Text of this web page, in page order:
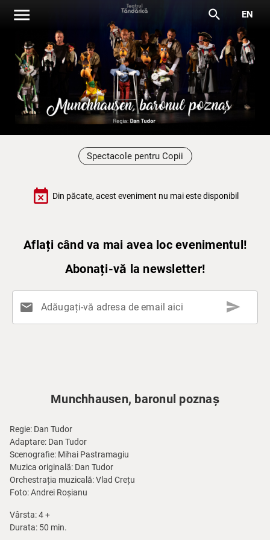
menu search EN
Spectacole pentru Copii
event_busy Din păcate, acest eveniment nu mai este disponibil
Aflați când va mai avea loc evenimentul!
Abonați-vă la newsletter!
mail Adăugați-vă adresa de email aici send
Munchhausen, baronul poznaș
Regie: Dan Tudor
Adaptare: Dan Tudor
Scenografie: Mihai Pastramagiu
Muzica originală: Dan Tudor
Orchestrația muzicală: Vlad Crețu
Foto: Andrei Roșianu
Vârsta: 4 +
Durata: 50 min.